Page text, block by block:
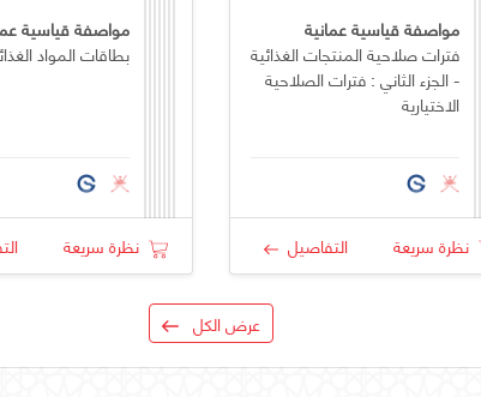
مواصفة قياسية عمانية
فترات صلاحية المنتجات الغذائية
- الجزء الثاني : فترات الصلاحية
الاختيارية
نظرة سريعة التفاصيل
مواصفة قياسية
بطاقات المواد
نظرة سريعة
عرض الكل